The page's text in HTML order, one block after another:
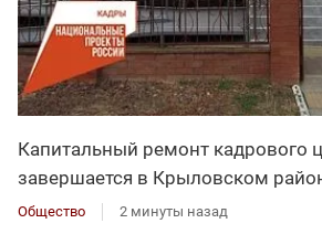
Капитальный ремонт кадрового
завершается в Крыловском
Общество 2 минуты назад